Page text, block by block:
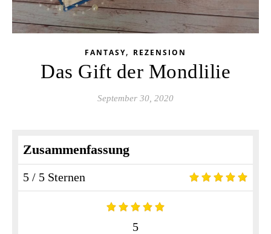
FANTASY, REZENSION
Das Gift der Mondlilie
September 30, 2020
Zusammenfassung
5 / 5 Sternen
5